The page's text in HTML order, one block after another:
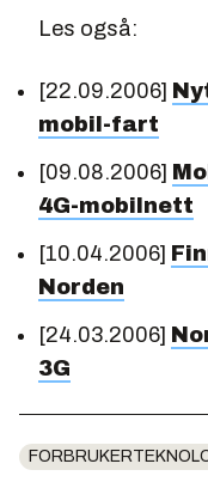
Les også:
[22.09.2006]
mobil-fart
[09.08.2006]
4G-mobilnett
[10.04.2006]
Norden
[24.03.2006]
3G